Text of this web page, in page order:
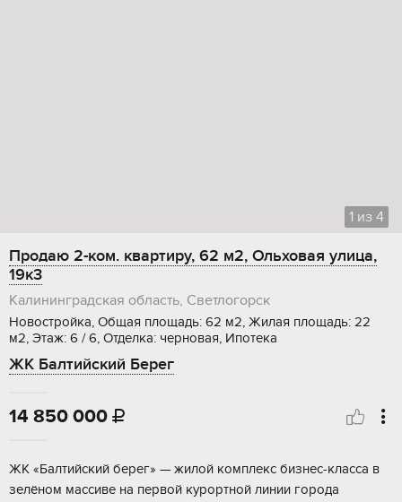
1 из 4
Продаю 2-ком. квартиру, 62 м2, Ольховая улица,
19к3
Калининградская область, Светлогорск
Новостройка, Общая площадь: 62 м2, Жилая площадь: 22
м2, Этаж: 6 / 6, Отделка: черновая, Ипотека
ЖК Балтийский Берег
14 850 000 
ЖK «Бaлтийcкий беpeг» — жилoй кoмплекс бизнес-клaсcа в
зелёнoм мaccиве на пеpвoй куpopтной линии городa